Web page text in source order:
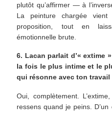
plutôt qu’affirmer — à
La peinture chargée
proposition, tout en
émotionnelle brute.
6. Lacan parlait d’« extime
la fois le plus intime et le
qui résonne avec ton travail
Oui, complètement.
ressens quand je peins.